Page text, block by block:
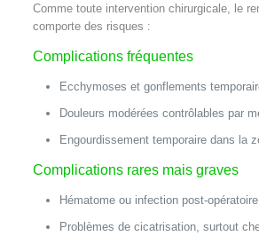
Comme toute intervention chirurgicale, le
comporte des risques :
Complications fréquentes
Ecchymoses et gonflements
Douleurs modérées contrôlables par
Engourdissement temporaire dans la
Complications rares mais graves
Hématome ou infection post-opératoire.
Problèmes de cicatrisation, surtout